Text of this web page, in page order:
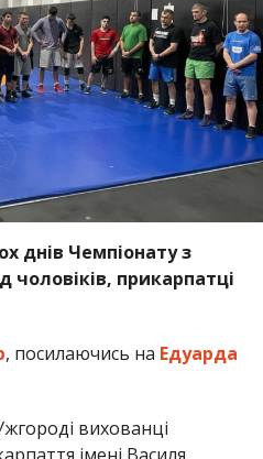
днів Чемпіонату з
чоловіків, прикарпатці
, посилаючись на Едуарда
вихованці